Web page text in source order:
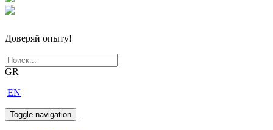
Доверяй опыту!
GR
EN
Toggle navigation